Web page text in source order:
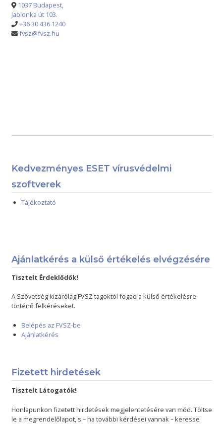
1037 Budapest,
Jablonka út 103.
+36 30 436 1240
fvsz@fvsz.hu
Kedvezményes ESET vírusvédelmi
szoftverek
Tájékoztató
Ajánlatkérés a külső értékelés elvégzésére
Tisztelt Érdeklődők!
A Szövetség kizárólag FVSZ tagoktól fogad a külső értékelésre
történő felkéréseket.
Belépés az FVSZ-be
Ajánlatkérés
Fizetett hirdetések
Tisztelt Látogatók!
Honlapunkon fizetett hirdetések megjelentetésére van mód. Töltse
le a megrendelőlapot, s – ha további kérdései vannak – keresse